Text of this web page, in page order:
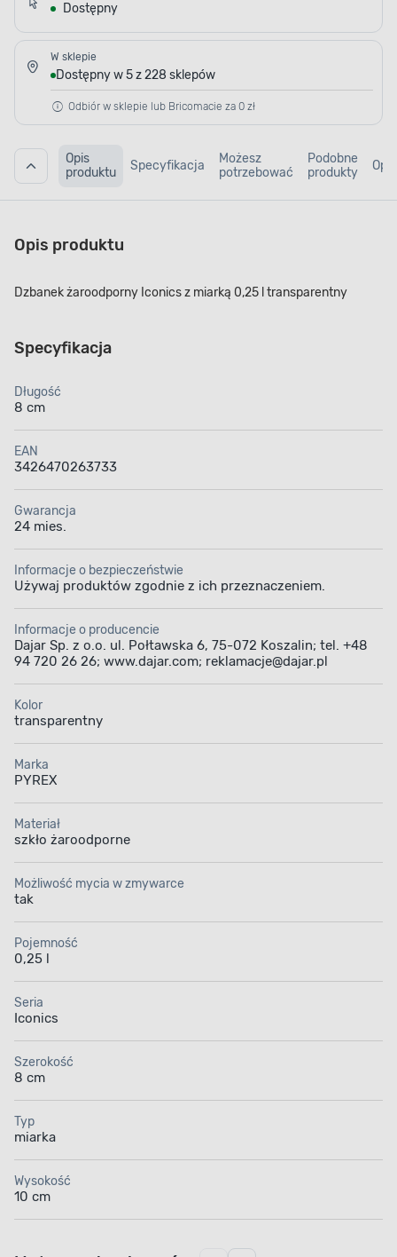
Dostępny
W sklepie
Dostępny w 5 z 228 sklepów
Odbiór w sklepie lub Bricomacie za 0 zł
Opis
produktu
Specyfikacja
Możesz
potrzebować
Podobne
produkty
Opis produktu
Dzbanek żaroodporny Iconics z miarką 0,25 l transparentny
Specyfikacja
Długość
8 cm
EAN
3426470263733
Gwarancja
24 mies.
Informacje o bezpieczeństwie
Używaj produktów zgodnie z ich przeznaczeniem.
Informacje o producencie
Dajar Sp. z o.o. ul. Połtawska 6, 75-072 Koszalin; tel. +48
94 720 26 26; www.dajar.com; reklamacje@dajar.pl
Kolor
transparentny
Marka
PYREX
Materiał
szkło żaroodporne
Możliwość mycia w zmywarce
tak
Pojemność
0,25 l
Seria
Iconics
Szerokość
8 cm
Typ
miarka
Wysokość
10 cm